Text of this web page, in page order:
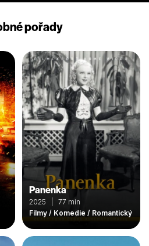
pořady
Panenka
2025 | 77 min
Filmy / Komedie / Romantický